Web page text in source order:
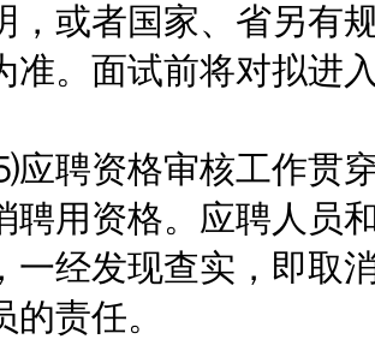
，或者国家、省另有
准。面试前将对拟进
资格审核工作贯穿
聘用资格。应聘人员
一经发现查实，即取
的责任。